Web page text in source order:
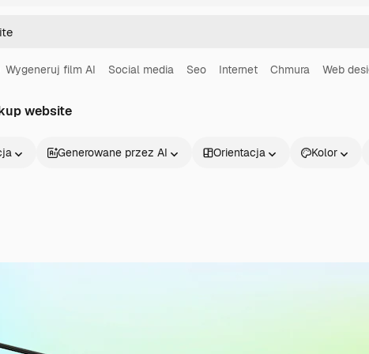
Wygeneruj film AI Social media Seo Internet Chmura Web
website
Generowane przez AI Orientacja Kolor